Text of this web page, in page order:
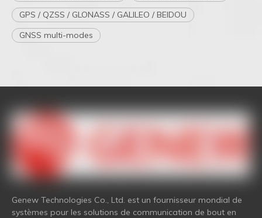
GPS / QZSS / GLONASS / GALILEO / BEIDOU
GNSS multi-modes
Genew Technologies Co., Ltd. est un fournisseur mondial de
systèmes pour les solutions de communication de bout en